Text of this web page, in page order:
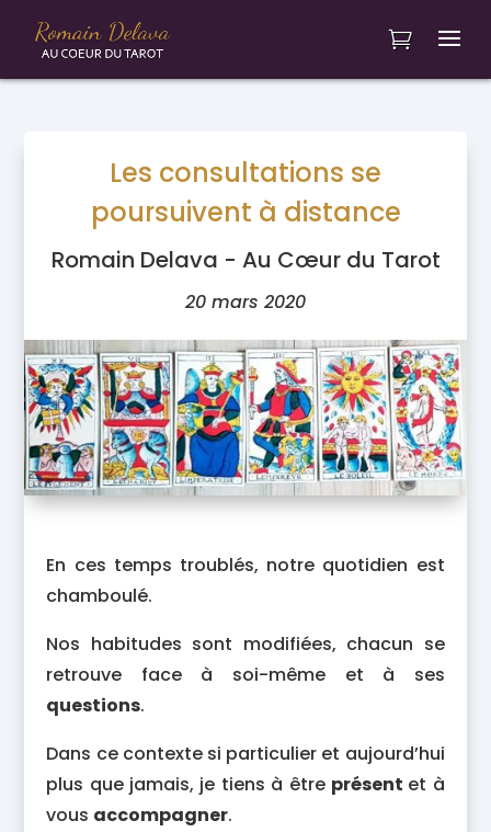
Les consultations se
poursuivent à distance
Romain Delava - Au Cœur du Tarot
20 mars 2020
En ces temps troublés, notre quotidien est
chamboulé.
Nos habitudes sont modifiées, chacun se
retrouve face à soi-même et à ses
questions.
Dans ce contexte si particulier et aujourd’hui
plus que jamais, je tiens à être présent et à
vous accompagner.